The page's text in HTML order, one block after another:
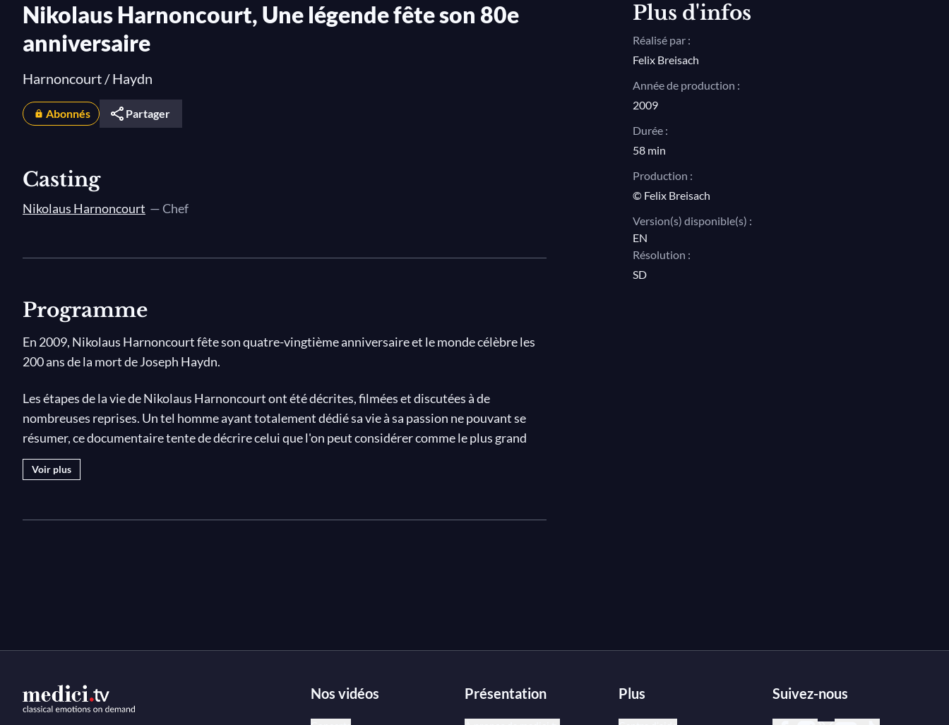
Nikolaus Harnoncourt, Une légende fête son 80e
anniversaire
Harnoncourt / Haydn
Abonnés Partager
Casting
Nikolaus Harnoncourt — Chef
Programme
En 2009, Nikolaus Harnoncourt fête son quatre-vingtième anniversaire et le monde célèbre les
200 ans de la mort de Joseph Haydn.
Les étapes de la vie de Nikolaus Harnoncourt ont été décrites, filmées et discutées à de
nombreuses reprises. Un tel homme ayant totalement dédié sa vie à sa passion ne pouvant se
résumer, ce documentaire tente de décrire celui que l'on peut considérer comme le plus grand
chef d'orchestre de notre époque d'après des exemples importants de sa carrière.
Voir plus
Plus d'infos
Réalisé par :
Felix Breisach
Année de production :
2009
Durée :
58 min
Production :
© Felix Breisach
Version(s) disponible(s) :
EN
Résolution :
SD
Nos vidéos Présentation Plus Suivez-nous